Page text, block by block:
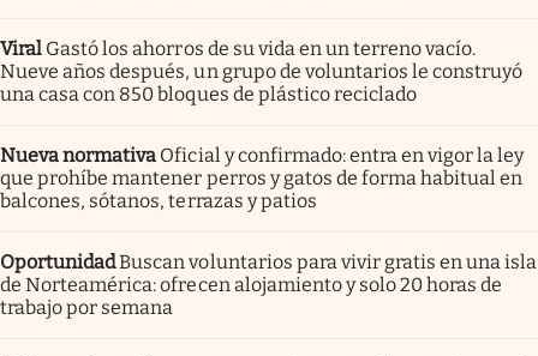
Viral Gastó los ahorros de su vida en un terreno vacío.
Nueve años después, un grupo de voluntarios le construyó
una casa con 850 bloques de plástico reciclado
Nueva normativa Oficial y confirmado: entra en vigor la ley
que prohíbe mantener perros y gatos de forma habitual en
balcones, sótanos, terrazas y patios
OportunidadBuscan voluntarios para vivir gratis en una isla
de Norteamérica: ofrecen alojamiento y solo 20 horas de
trabajo por semana